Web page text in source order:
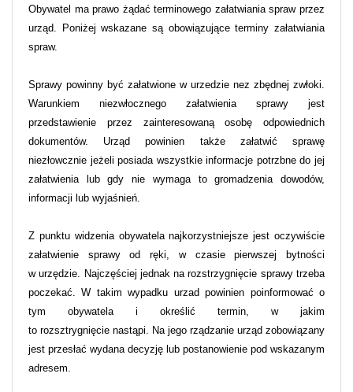
Obywatel ma prawo żądać terminowego załatwiania spraw przez
urząd. Poniżej wskazane są obowiązujące terminy załatwiania
spraw.
Sprawy powinny być załatwione w urzedzie nez zbędnej zwłoki.
Warunkiem niezwłocznego załatwienia sprawy jest
przedstawienie przez zainteresowaną osobę odpowiednich
dokumentów. Urząd powinien także załatwić sprawę
niezłowcznie jeżeli posiada wszystkie informacje potrzbne do jej
załatwienia lub gdy nie wymaga to gromadzenia dowodów,
informacji lub wyjaśnień.
Z punktu widzenia obywatela najkorzystniejsze jest oczywiście
załatwienie sprawy od ręki, w czasie pierwszej bytności
w urzędzie. Najczęściej jednak na rozstrzygnięcie sprawy trzeba
poczekać. W takim wypadku urzad powinien poinformować o
tym obywatela i określić termin, w jakim
to rozsztrygnięcie nastąpi. Na jego rządzanie urząd zobowiązany
jest przesłać wydana decyzję lub postanowienie pod wskazanym
adresem.